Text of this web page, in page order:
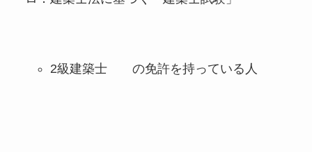
2級建築士 の免許を持っている人